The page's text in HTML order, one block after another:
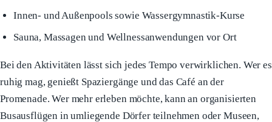
Innen- und Außenpools sowie Wassergymnastik-Kurse
Sauna, Massagen und Wellnessanwendungen vor Ort
Bei den Aktivitäten lässt sich jedes Tempo verwirklichen. Wer es
ruhig mag, genießt Spaziergänge und das Café an der
Promenade. Wer mehr erleben möchte, kann an organisierten
Busausflügen in umliegende Dörfer teilnehmen oder Museen,